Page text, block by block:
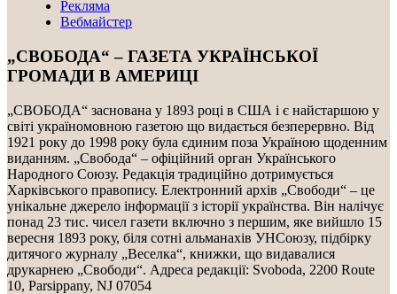
Рекляма
Вебмайстер
„СВОБОДА“ – ГАЗЕТА УКРАЇНСЬКОЇ
ГРОМАДИ В АМЕРИЦІ
„СВОБОДА“ заснована у 1893 році в США і є найстаршою у
світі україномовною газетою що видається безперервно. Від
1921 року до 1998 року була єдиним поза Україною щоденним
виданням. „Свобода“ – офіційний орган Українського
Народного Союзу. Редакція традиційно дотримується
Харківського правопису. Електронний архів „Свободи“ – це
унікальне джерело інформації з історії українства. Він налічує
понад 23 тис. чисел газети включно з першим, яке вийшло 15
вересня 1893 року, біля сотні альманахів УНСоюзу, підбірку
дитячого журналу „Веселка“, книжки, що видавалися
друкарнею „Свободи“. Адреса редакції: Svoboda, 2200 Route
10, Parsippany, NJ 07054